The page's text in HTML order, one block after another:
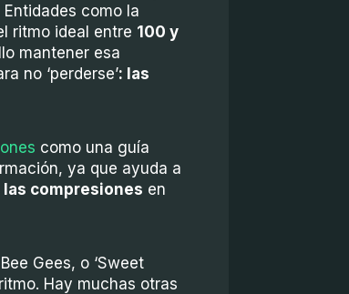
como la
ritmo ideal entre 100 y
mantener esa
no ‘perderse’: las
como una guía
ya que ayuda a
compresiones en
Gees, o ‘Sweet
Hay muchas otras